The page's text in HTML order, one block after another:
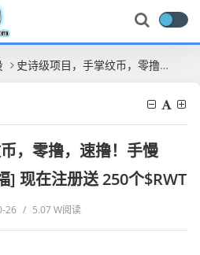
史诗级项目，手掌纹币，零撸，速撸！手慢无！ 没头矿，福利[福] 现在注册送 250个$RWT
，零撸，速撸！手慢
] 现在注册送 250个$RWT
26 / 5.07 W阅读